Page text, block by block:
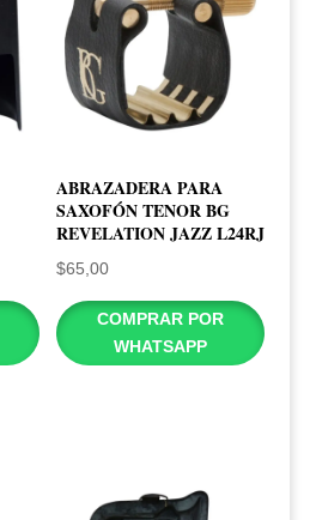
ABRAZADERA PARA
SAXOFÓN TENOR BG
REVELATION JAZZ L24RJ
$65,00
COMPRAR POR
WHATSAPP